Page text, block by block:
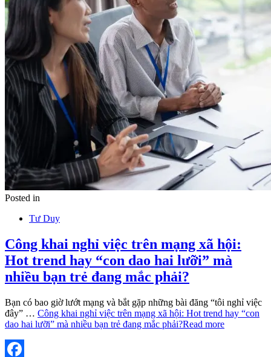
Posted in
Tư Duy
Công khai nghỉ việc trên mạng xã hội:
Hot trend hay “con dao hai lưỡi” mà
nhiều bạn trẻ đang mắc phải?
Bạn có bao giờ lướt mạng và bắt gặp những bài đăng “tôi nghỉ việc
đây” … Công khai nghỉ việc trên mạng xã hội: Hot trend hay “con
dao hai lưỡi” mà nhiều bạn trẻ đang mắc phải?Read more